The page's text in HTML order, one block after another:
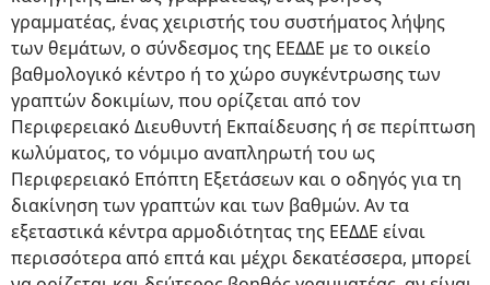
γραμματέας, ένας χειριστής του συστήματος λήψης
των θεμάτων, ο σύνδεσμος της ΕΕΔΔΕ με το οικείο
βαθμολογικό κέντρο ή το χώρο συγκέντρωσης των
γραπτών δοκιμίων, που ορίζεται από τον
Περιφερειακό Διευθυντή Εκπαίδευσης ή σε περίπτωση
κωλύματος, το νόμιμο αναπληρωτή του ως
Περιφερειακό Επόπτη Εξετάσεων και ο οδηγός για τη
διακίνηση των γραπτών και των βαθμών. Αν τα
εξεταστικά κέντρα αρμοδιότητας της ΕΕΔΔΕ είναι
περισσότερα από επτά και μέχρι δεκατέσσερα, μπορεί